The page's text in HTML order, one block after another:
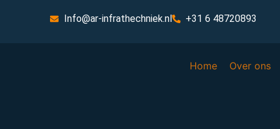
Info@ar-infrathechniek.nl +31 6 48720893
Home Over ons